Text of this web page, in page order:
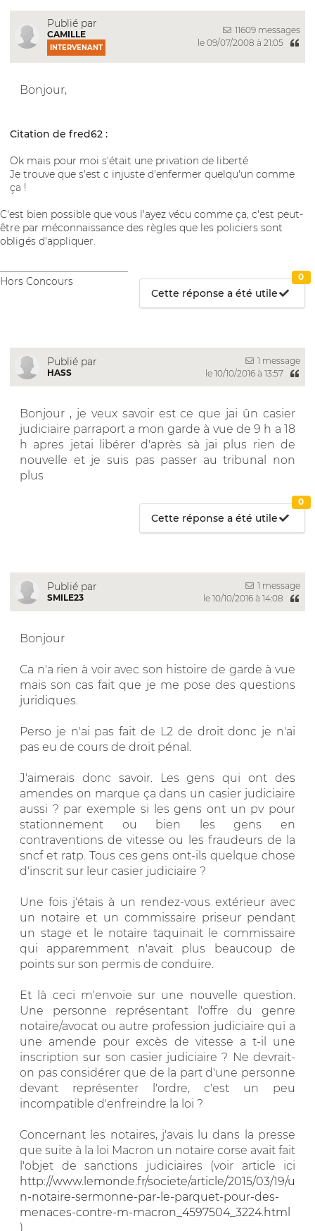
Publié par
CAMILLE
INTERVENANT
11609 messages
le 09/07/2008 à 21:05
Bonjour,
Citation de fred62 :
Ok mais pour moi s'était une privation de liberté
Je trouve que s'est c injuste d'enfermer quelqu'un comme
ça !
C'est bien possible que vous l'ayez vécu comme ça, c'est peut-
être par méconnaissance des règles que les policiers sont
obligés d'appliquer.
Hors Concours
Cette réponse a été utile
0
Publié par
HASS
1 message
le 10/10/2016 à 13:57
Bonjour , je veux savoir est ce que jai ûn casier
judiciaire parraport a mon garde à vue de 9 h a 18
h apres jetai libérer d'après sà jai plus rien de
nouvelle et je suis pas passer au tribunal non
plus
Cette réponse a été utile
0
Publié par
SMILE23
1 message
le 10/10/2016 à 14:08
Bonjour
Ca n'a rien à voir avec son histoire de garde à vue
mais son cas fait que je me pose des questions
juridiques.
Perso je n'ai pas fait de L2 de droit donc je n'ai
pas eu de cours de droit pénal.
J'aimerais donc savoir. Les gens qui ont des
amendes on marque ça dans un casier judiciaire
aussi ? par exemple si les gens ont un pv pour
stationnement ou bien les gens en
contraventions de vitesse ou les fraudeurs de la
sncf et ratp. Tous ces gens ont-ils quelque chose
d'inscrit sur leur casier judiciaire ?
Une fois j'étais à un rendez-vous extérieur avec
un notaire et un commissaire priseur pendant
un stage et le notaire taquinait le commissaire
qui apparemment n'avait plus beaucoup de
points sur son permis de conduire.
Et là ceci m'envoie sur une nouvelle question.
Une personne représentant l'offre du genre
notaire/avocat ou autre profession judiciaire qui a
une amende pour excès de vitesse a t-il une
inscription sur son casier judiciaire ? Ne devrait-
on pas considérer que de la part d'une personne
devant représenter l'ordre, c'est un peu
incompatible d'enfreindre la loi ?
Concernant les notaires, j'avais lu dans la presse
que suite à la loi Macron un notaire corse avait fait
l'objet de sanctions judiciaires (voir article ici
http://www.lemonde.fr/societe/article/2015/03/19/u
n-notaire-sermonne-par-le-parquet-pour-des-
menaces-contre-m-macron_4597504_3224.html
)